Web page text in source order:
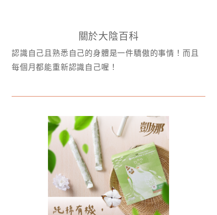
關於大陰百科
認識自己且熟悉自己的身體是一件驕傲的事情！而且
每個月都能重新認識自己喔！